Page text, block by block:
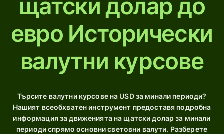
щатски долар до
евро Исторически
валутни курсове
Търсите валутни курсове на USD за минали периоди?
Нашият всеобхватен инструмент предоставя подробна
информация за движенията на щатски долар за минали
периоди спрямо основни световни валути. Разберете